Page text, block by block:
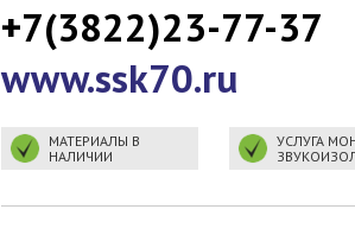
+7(3822)23-77-37
www.ssk70.ru
МАТЕРИАЛЫ В
НАЛИЧИИ
УСЛУГА